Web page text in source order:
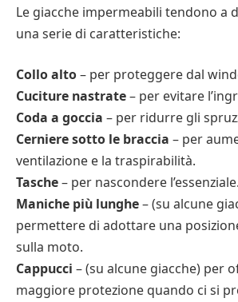
Le giacche impermeabili tendono a
una serie di caratteristiche:
Collo alto– per proteggere dal
Cuciture nastrate– per evitare
Coda a goccia – per ridurre gli
Cerniere sotto le braccia – per
ventilazione e la traspirabilità.
Tasche– per nascondere l’essenziale.
Maniche più lunghe– (su alcune
permettere di adottare una
sulla moto.
Cappucci – (su alcune giacche) per
maggiore protezione quando ci si